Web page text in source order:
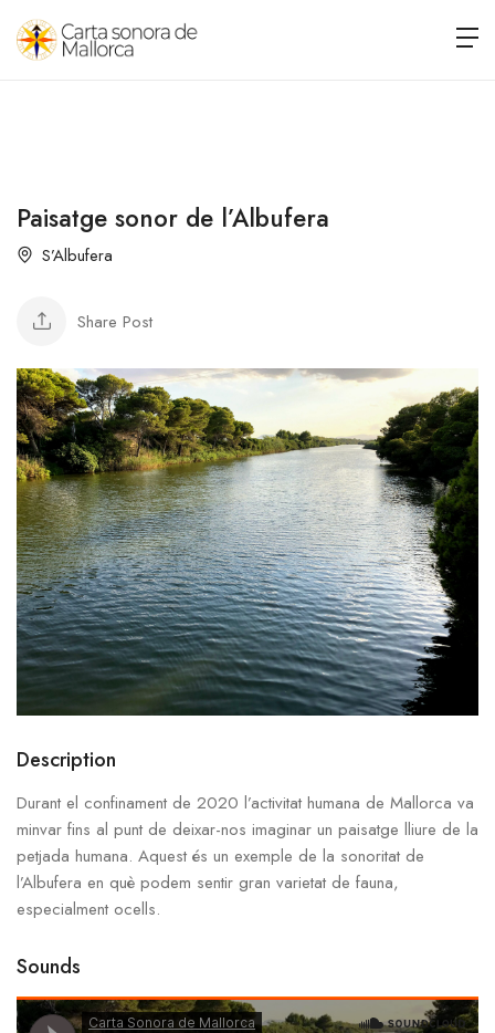
Paisatge sonor de l’Albufera
S’Albufera
Share Post
Description
Durant el confinament de 2020 l’activitat humana de Mallorca va
minvar fins al punt de deixar-nos imaginar un paisatge lliure de la
petjada humana. Aquest és un exemple de la sonoritat de
l’Albufera en què podem sentir gran varietat de fauna,
especialment ocells.
Sounds